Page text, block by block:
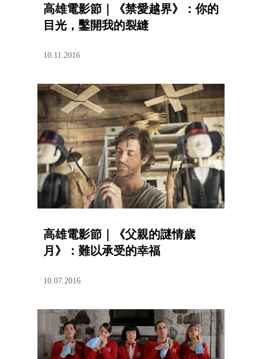
高雄電影節｜《禁愛越界》：你的
目光，鑿開我的裂縫
10.11.2016
高雄電影節｜《父親的謎情歲
月》：難以承受的幸福
10.07.2016